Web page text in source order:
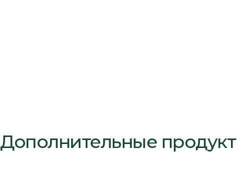
Дополнительные